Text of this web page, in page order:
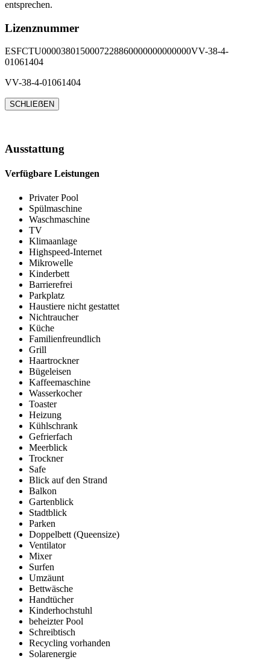
entsprechen.
Lizenznummer
ESFCTU0000380150007228860000000000000VV-38-4-
01061404
VV-38-4-01061404
SCHLIEẞEN
Ausstattung
Verfügbare Leistungen
Privater Pool
Spülmaschine
Waschmaschine
TV
Klimaanlage
Highspeed-Internet
Mikrowelle
Kinderbett
Barrierefrei
Parkplatz
Haustiere nicht gestattet
Nichtraucher
Küche
Familienfreundlich
Grill
Haartrockner
Bügeleisen
Kaffeemaschine
Wasserkocher
Toaster
Heizung
Kühlschrank
Gefrierfach
Meerblick
Trockner
Safe
Blick auf den Strand
Balkon
Gartenblick
Stadtblick
Parken
Doppelbett (Queensize)
Ventilator
Mixer
Surfen
Umzäunt
Bettwäsche
Handtücher
Kinderhochstuhl
beheizter Pool
Schreibtisch
Recycling vorhanden
Solarenergie